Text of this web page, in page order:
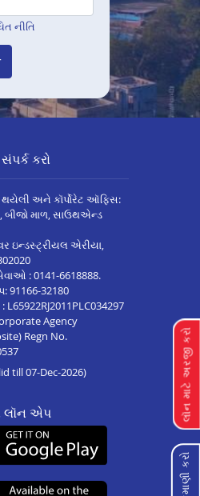
નીતિ
લૉન માટે અરજી કરો
કરો
થયેલી અને કૉર્પોરેટ ઑફિસ:
બીજો માળ, સાઉથએન્ડ
ઇન્ડસ્ટ્રીયલ એરીયા,
:0141-6618888.
91166-32180
L65922RJ2011PLC034297
Agency
Regn No.
till 07-Dec-2026)
એપ